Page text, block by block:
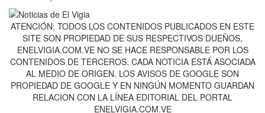
ATENCIÓN: TODOS LOS CONTENIDOS PUBLICADOS EN ESTE
SITE SON PROPIEDAD DE SUS RESPECTIVOS DUEÑOS,
ENELVIGIA.COM.VE NO SE HACE RESPONSABLE POR LOS
CONTENIDOS DE TERCEROS. CADA NOTICIA ESTÁ ASOCIADA
AL MEDIO DE ORIGEN. LOS AVISOS DE GOOGLE SON
PROPIEDAD DE GOOGLE Y EN NINGÚN MOMENTO GUARDAN
RELACION CON LA LÍNEA EDITORIAL DEL PORTAL
ENELVIGIA.COM.VE